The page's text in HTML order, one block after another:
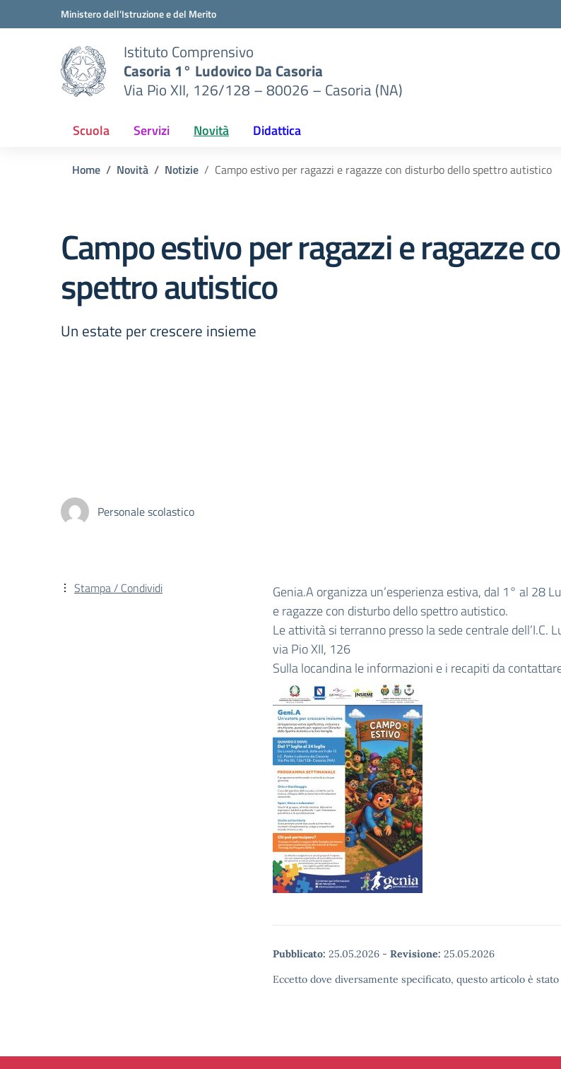
Vai ai contenuti
Vai al menu di navigazioneMinistero dell'Istruzione e del Merito
Istituto Comprensivo
Casoria 1° Ludovico Da Casoria
Via Pio XII, 126/128 – 80026 – Casoria (NA)
Scuola Servizi Novità Didattica
Home Novità Notizie Campo estivo per ragazzi e ragazze con disturbo dello spettro autistico
Campo estivo per ragazzi e ragazze
spettro autistico
Un estate per crescere insieme
Personale scolastico
Genia.A organizza un’esperienza estiva, dal 1° al 28
e ragazze con disturbo dello spettro autistico.
Le attività si terranno presso la sede centrale dell’I.C.
via Pio XII, 126
Sulla locandina le informazioni e i recapiti da
Pubblicato: 25.05.2026 - Revisione: 25.05.2026
Eccetto dove diversamente specificato, questo articolo è
Stampa / Condividi